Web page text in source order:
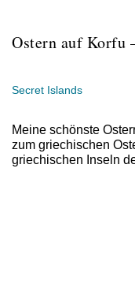
Ostern auf Korfu
Secret Islands
Meine schönste
zum griechischen
griechischen Inseln